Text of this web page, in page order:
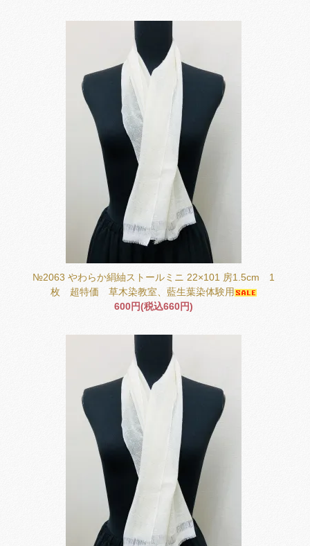
№2063 やわらか絹紬ストールミニ 22×101 房1.5cm 1
枚 超特価 草木染教室、藍生葉染体験用
600円(税込660円)